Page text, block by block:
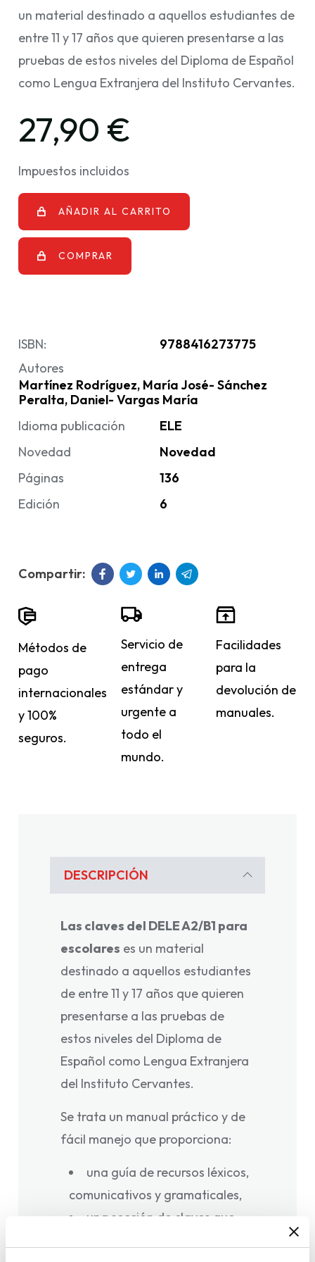
un material destinado a aquellos estudiantes de
entre 11 y 17 años que quieren presentarse a las
pruebas de estos niveles del Diploma de Español
como Lengua Extranjera del Instituto Cervantes.
27,90 €
Impuestos incluidos
AÑADIR AL CARRITO
COMPRAR
ISBN:
9788416273775
Autores
Martínez Rodríguez, María José- Sánchez
Peralta, Daniel- Vargas María
Idioma publicación
ELE
Novedad
Novedad
Páginas
136
Edición
6
Métodos de
pago
internacionales
y 100%
seguros.
Servicio de
entrega
estándar y
urgente a
todo el
mundo.
Facilidades
para la
devolución de
manuales.
DESCRIPCIÓN
Las claves del DELE A2/B1 para
escolares es un material
destinado a aquellos estudiantes
de entre 11 y 17 años que quieren
presentarse a las pruebas de
estos niveles del Diploma de
Español como Lengua Extranjera
del Instituto Cervantes.
Se trata un manual práctico y de
fácil manejo que proporciona:
una guía de recursos léxicos,
comunicativos y gramaticales,
una sección de claves que